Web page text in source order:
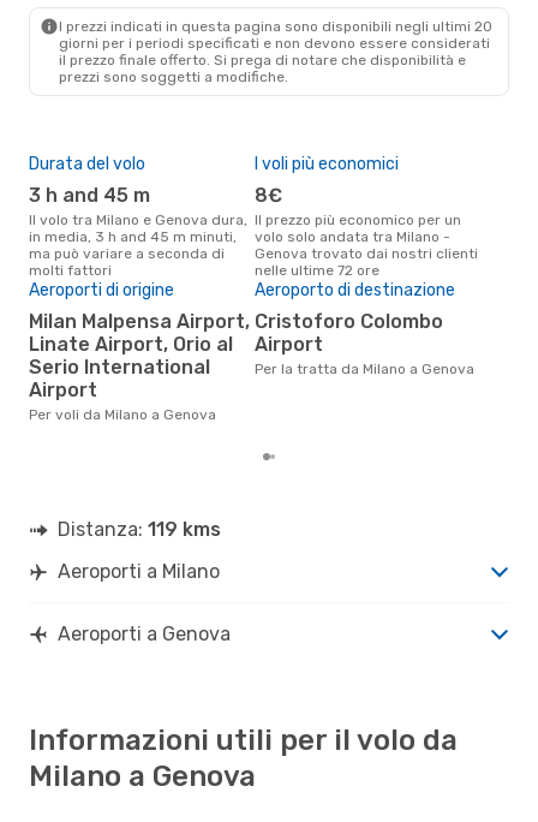
I prezzi indicati in questa pagina sono disponibili negli ultimi 20
giorni per i periodi specificati e non devono essere considerati
il ​​prezzo finale offerto. Si prega di notare che disponibilità e
prezzi sono soggetti a modifiche.
Durata del volo
3 h and 45 m
Il volo tra Milano e Genova dura,
in media, 3 h and 45 m minuti,
ma può variare a seconda di
molti fattori
I voli più economici
8€
Il prezzo più economico per un
volo solo andata tra Milano -
Genova trovato dai nostri clienti
nelle ultime 72 ore
Aeroporti di origine
Milan Malpensa Airport,
Linate Airport, Orio al
Serio International
Airport
Per voli da Milano a Genova
Aeroporto di destinazione
Cristoforo Colombo
Airport
Per la tratta da Milano a Genova
Distanza: 119 kms
Aeroporti a Milano
Aeroporti a Genova
Informazioni utili per il volo da
Milano a Genova